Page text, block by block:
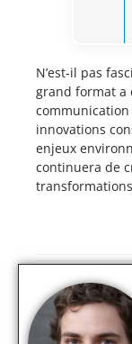
N’est-il pas
grand format a
communication
innovations
enjeux
continuera de